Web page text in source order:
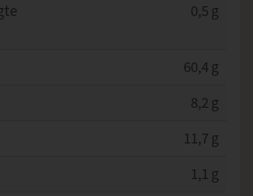
0,5 g
60,4 g
8,2 g
11,7 g
1,1 g